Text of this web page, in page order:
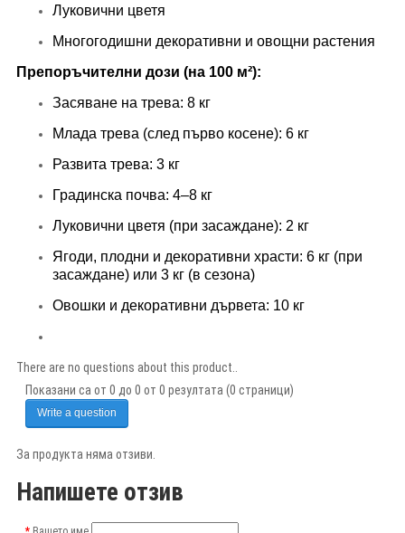
Луковични цветя
Многогодишни декоративни и овощни растения
Препоръчителни дози (на 100 м²):
Засяване на трева: 8 кг
Млада трева (след първо косене): 6 кг
Развита трева: 3 кг
Градинска почва: 4–8 кг
Луковични цветя (при засаждане): 2 кг
Ягоди, плодни и декоративни храсти: 6 кг (при
засаждане) или 3 кг (в сезона)
Овошки и декоративни дървета: 10 кг
There are no questions about this product..
Показани са от 0 до 0 от 0 резултата (0 страници)
Write a question
За продукта няма отзиви.
Напишете отзив